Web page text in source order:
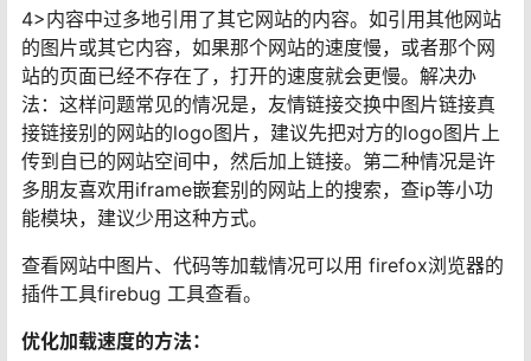
4>内容中过多地引用了其它网站的内容。如引用其他网站
的图片或其它内容，如果那个网站的速度慢，或者那个网
站的页面已经不存在了，打开的速度就会更慢。解决办
法：这样问题常见的情况是，友情链接交换中图片链接真
接链接别的网站的logo图片，建议先把对方的logo图片上
传到自已的网站空间中，然后加上链接。第二种情况是许
多朋友喜欢用iframe嵌套别的网站上的搜索，查ip等小功
能模块，建议少用这种方式。
查看网站中图片、代码等加载情况可以用 firefox浏览器的
插件工具firebug 工具查看。
优化加载速度的方法：